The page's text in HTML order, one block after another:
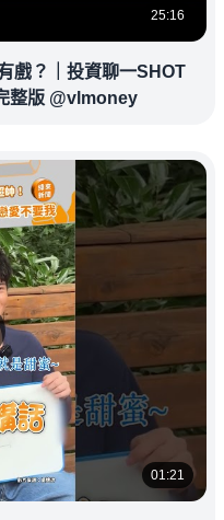
25:16
戲？｜投資聊一SHOT
整版 @vlmoney
01:21